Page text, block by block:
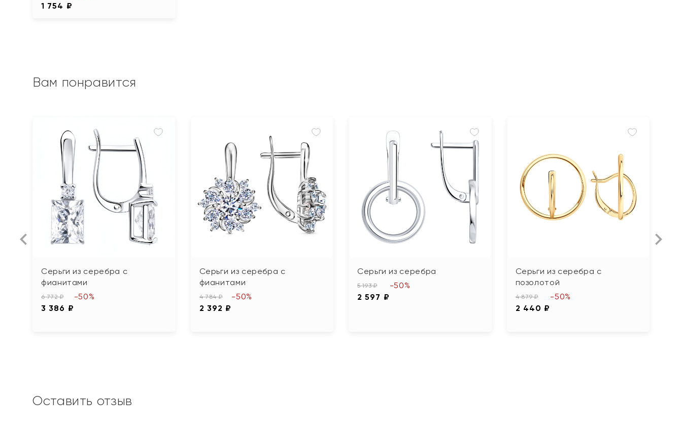
1 754 ₽
Вам понравится
Серьги из серебра с
фианитами
6 772 ₽
3 386 ₽
-50%
Серьги из серебра с
фианитами
4 784 ₽
2 392 ₽
-50%
Серьги из серебра
5 193 ₽
2 597 ₽
-50%
Серьги из серебра с
позолотой
4 879 ₽
2 440 ₽
-50%
Оставить отзыв